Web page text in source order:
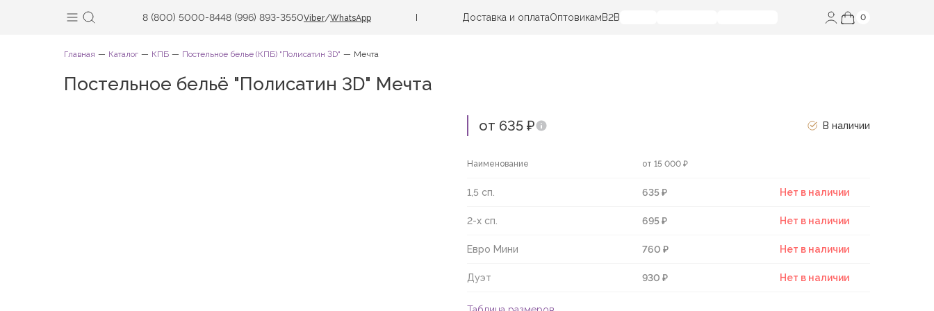
8 (800) 5000-8448 (996) 893-3550Viber/WhatsApp Доставка и оплатаОптовикамB2B 0
Главная Каталог КПБ Постельное белье (КПБ) "Полисатин 3D" Мечта
Постельное бельё "Полисатин 3D" Мечта
от 635 ₽ В наличии
Наименование от 15 000 ₽
1,5 сп. 635 ₽ Нет в наличии
2-х сп. 695 ₽ Нет в наличии
Евро Мини 760 ₽ Нет в наличии
Дуэт 930 ₽ Нет в наличии